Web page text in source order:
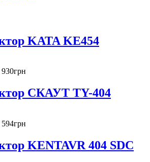
KATA KE454
930грн
СКАУТ ТY-404
594грн
KENTAVR 404 SDC